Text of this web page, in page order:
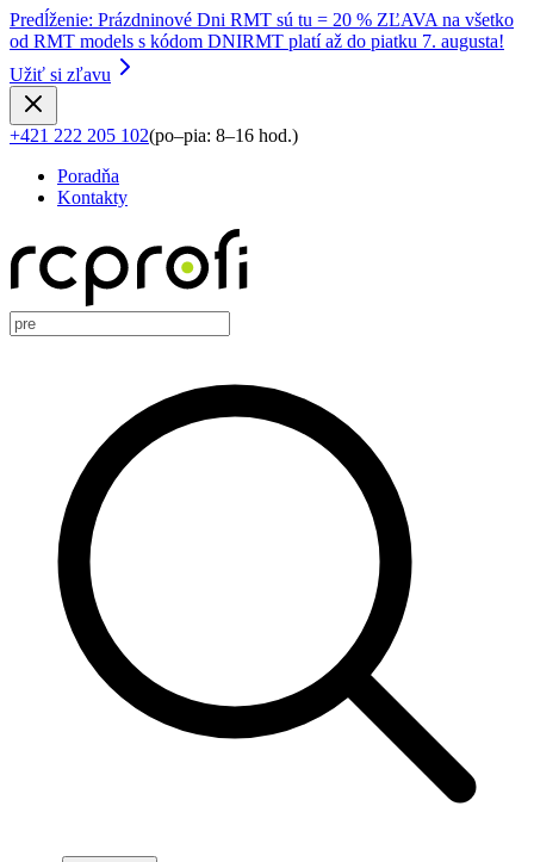
Predĺženie: Prázdninové Dni RMT sú tu = 20 % ZĽAVA na všetko
od RMT models s kódom DNIRMT platí až do piatku 7. augusta!
Užiť si zľavu
+421 222 205 102(po–pia: 8–16 hod.)
Poradňa
Kontakty